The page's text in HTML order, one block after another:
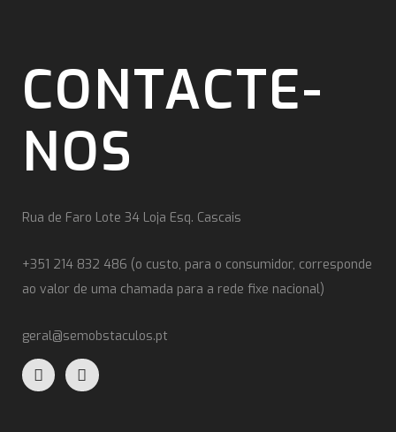
CONTACTE-
NOS
Rua de Faro Lote 34 Loja Esq. Cascais
+351 214 832 486 (o custo, para o consumidor, corresponde
ao valor de uma chamada para a rede fixe nacional)
geral@semobstaculos.pt